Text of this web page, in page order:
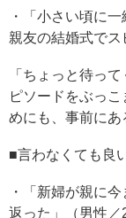
・「小さい頃に
親友の結婚式でス
「ちょっと待っ
ピソードをぶっ
めにも、事前にあ
■言わなくても良
・「新婦が親に
返った」（男性／